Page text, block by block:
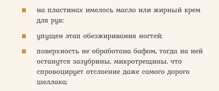
на пластинах имелось масло или жирный крем
для рук:
упущен этап обезжиривания ногтей;
поверхность не обработана бафом, тогда на ней
останутся зазубрины, микротрещины, что
спровоцирует отслоение даже самого дорого
шеллака;